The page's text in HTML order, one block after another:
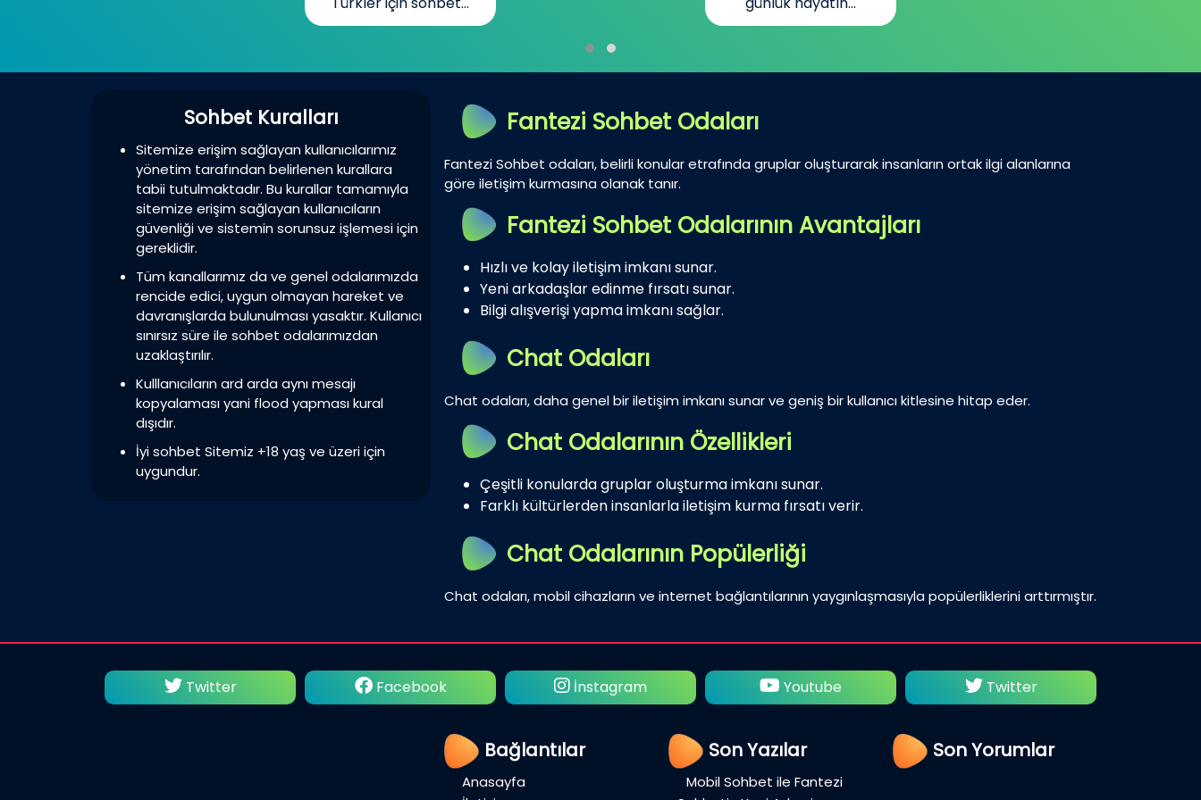
Sohbet Kuralları
Sitemize erişim sağlayan kullanıcılarımız
yönetim tarafından belirlenen kurallara
tabii tutulmaktadır. Bu kurallar tamamıyla
sitemize erişim sağlayan kullanıcıların
güvenliği ve sistemin sorunsuz işlemesi için
gereklidir.
Tüm kanallarımız da ve genel odalarımızda
rencide edici, uygun olmayan hareket ve
davranışlarda bulunulması yasaktır. Kullanıcı
sınırsız süre ile sohbet odalarımızdan
uzaklaştırılır.
Kulllanıcıların ard arda aynı mesajı
kopyalaması yani flood yapması kural
dışıdır.
İyi sohbet Sitemiz +18 yaş ve üzeri için
uygundur.
Fantezi Sohbet Odaları
Fantezi Sohbet odaları, belirli konular etrafında gruplar oluşturarak insanların ortak ilgi alanlarına
göre iletişim kurmasına olanak tanır.
Fantezi Sohbet Odalarının Avantajları
Hızlı ve kolay iletişim imkanı sunar.
Yeni arkadaşlar edinme fırsatı sunar.
Bilgi alışverişi yapma imkanı sağlar.
Chat Odaları
Chat odaları, daha genel bir iletişim imkanı sunar ve geniş bir kullanıcı kitlesine hitap eder.
Chat Odalarının Özellikleri
Çeşitli konularda gruplar oluşturma imkanı sunar.
Farklı kültürlerden insanlarla iletişim kurma fırsatı verir.
Chat Odalarının Popülerliği
Chat odaları, mobil cihazların ve internet bağlantılarının yaygınlaşmasıyla popülerliklerini arttırmıştır.
Twitter Facebook İnstagram Youtube Twitter
Bağlantılar
Anasayfa
Son Yazılar
Mobil Sohbet ile Fantezi
Son Yorumlar